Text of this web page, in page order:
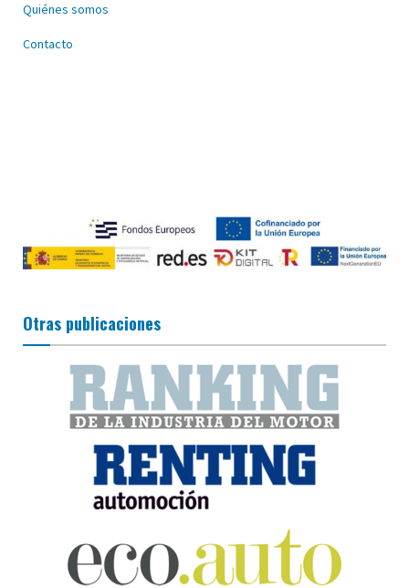
Quiénes somos
Contacto
Otras publicaciones